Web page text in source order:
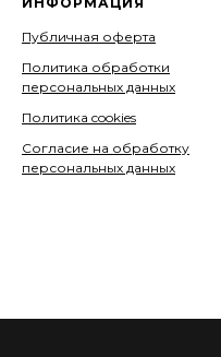
Публичная оферта
Политика обработки
персональных данных
Политика cookies
Согласие на обработку
персональных данных